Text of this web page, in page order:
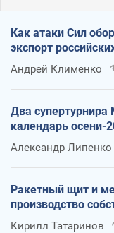
Как атаки Сил
экспорт
Андрей Клименко
Два супертурнира
календарь осени-
Александр Липенко
Ракетный щит и
производство
Кирилл Татаринов